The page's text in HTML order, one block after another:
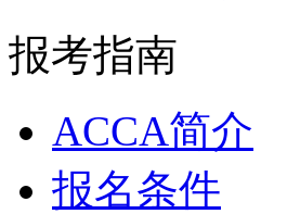
报考指南
ACCA简介
报名条件